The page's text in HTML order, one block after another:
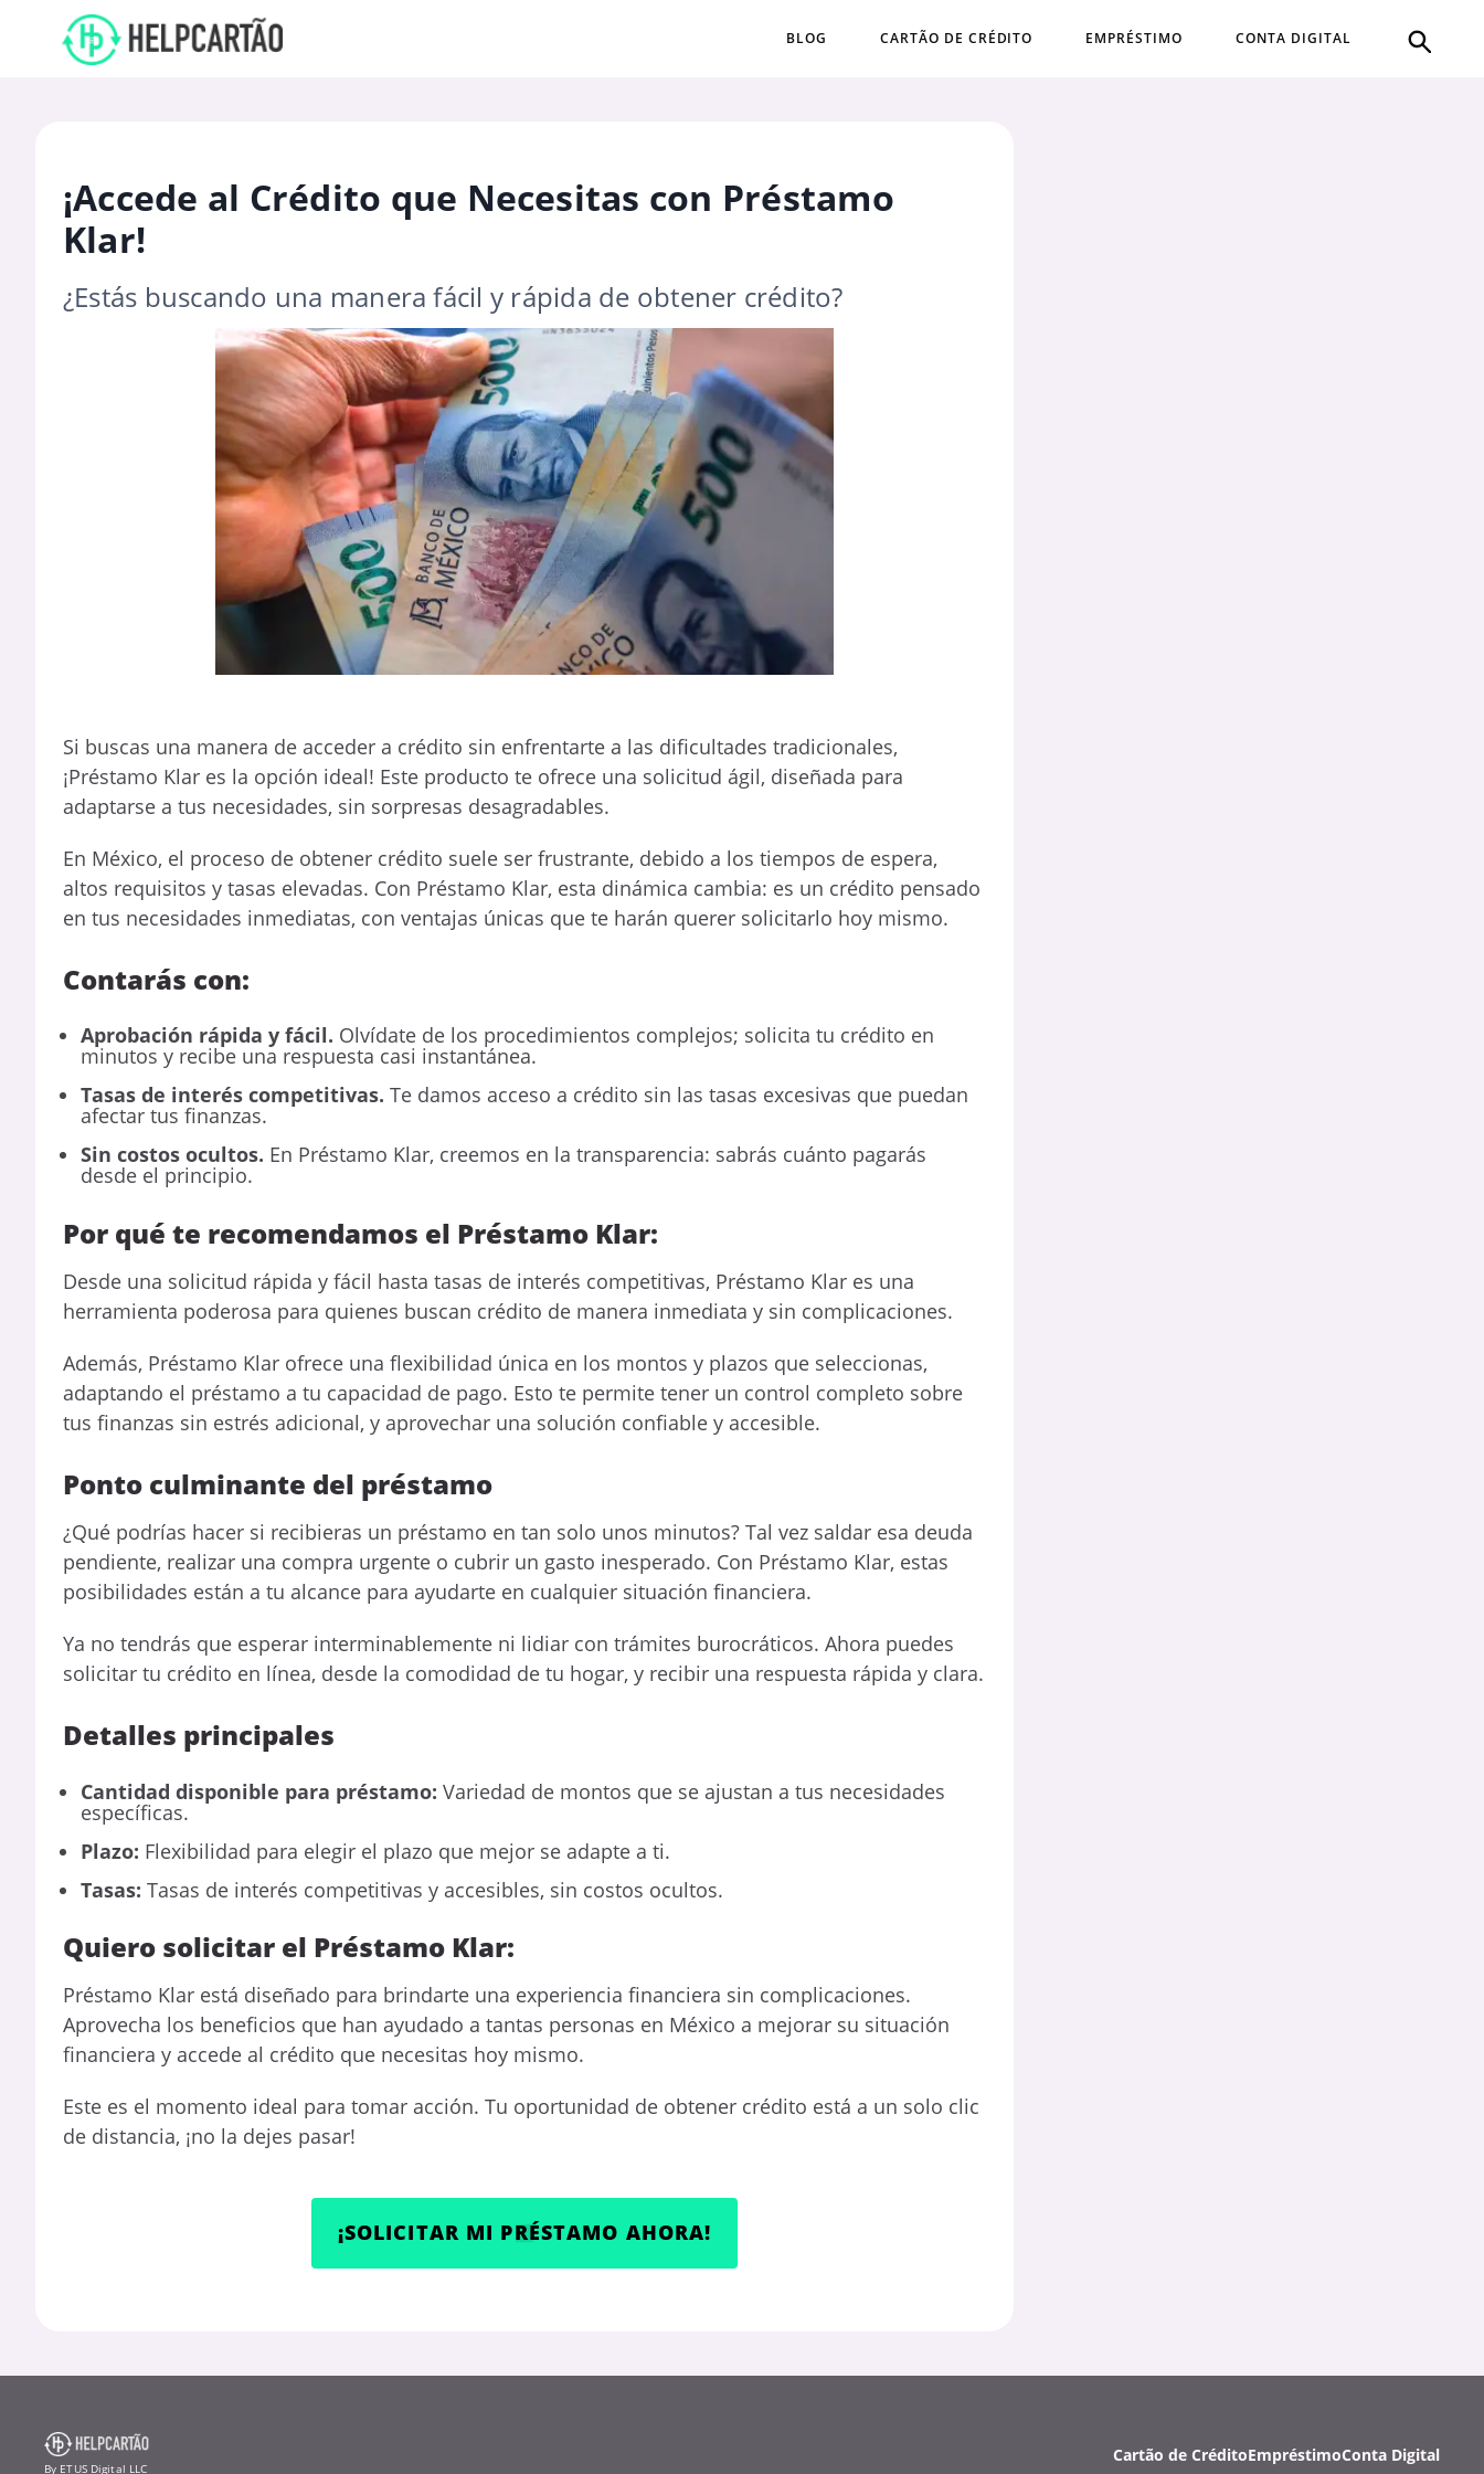
BLOG CARTÃO DE CRÉDITO EMPRÉSTIMO CONTA DIGITAL
¡Accede al Crédito que Necesitas con Préstamo
Klar!
¿Estás buscando una manera fácil y rápida de obtener crédito?
Si buscas una manera de acceder a crédito sin enfrentarte a las dificultades tradicionales,
¡Préstamo Klar es la opción ideal! Este producto te ofrece una solicitud ágil, diseñada para
adaptarse a tus necesidades, sin sorpresas desagradables.
En México, el proceso de obtener crédito suele ser frustrante, debido a los tiempos de espera,
altos requisitos y tasas elevadas. Con Préstamo Klar, esta dinámica cambia: es un crédito pensado
en tus necesidades inmediatas, con ventajas únicas que te harán querer solicitarlo hoy mismo.
Contarás con:
Aprobación rápida y fácil. Olvídate de los procedimientos complejos; solicita tu crédito en
minutos y recibe una respuesta casi instantánea.
Tasas de interés competitivas. Te damos acceso a crédito sin las tasas excesivas que puedan
afectar tus finanzas.
Sin costos ocultos. En Préstamo Klar, creemos en la transparencia: sabrás cuánto pagarás
desde el principio.
Por qué te recomendamos el Préstamo Klar:
Desde una solicitud rápida y fácil hasta tasas de interés competitivas, Préstamo Klar es una
herramienta poderosa para quienes buscan crédito de manera inmediata y sin complicaciones.
Además, Préstamo Klar ofrece una flexibilidad única en los montos y plazos que seleccionas,
adaptando el préstamo a tu capacidad de pago. Esto te permite tener un control completo sobre
tus finanzas sin estrés adicional, y aprovechar una solución confiable y accesible.
Ponto culminante del préstamo
¿Qué podrías hacer si recibieras un préstamo en tan solo unos minutos? Tal vez saldar esa deuda
pendiente, realizar una compra urgente o cubrir un gasto inesperado. Con Préstamo Klar, estas
posibilidades están a tu alcance para ayudarte en cualquier situación financiera.
Ya no tendrás que esperar interminablemente ni lidiar con trámites burocráticos. Ahora puedes
solicitar tu crédito en línea, desde la comodidad de tu hogar, y recibir una respuesta rápida y clara.
Detalles principales
Cantidad disponible para préstamo: Variedad de montos que se ajustan a tus necesidades
específicas.
Plazo: Flexibilidad para elegir el plazo que mejor se adapte a ti.
Tasas: Tasas de interés competitivas y accesibles, sin costos ocultos.
Quiero solicitar el Préstamo Klar:
Préstamo Klar está diseñado para brindarte una experiencia financiera sin complicaciones.
Aprovecha los beneficios que han ayudado a tantas personas en México a mejorar su situación
financiera y accede al crédito que necesitas hoy mismo.
Este es el momento ideal para tomar acción. Tu oportunidad de obtener crédito está a un solo clic
de distancia, ¡no la dejes pasar!
¡SOLICITAR MI PRÉSTAMO AHORA!
By ETUS Digital LLC
Cartão de CréditoEmpréstimoConta Digital